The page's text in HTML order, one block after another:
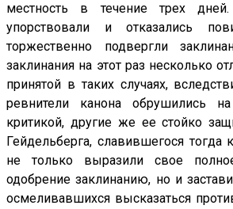
местность в течение трех
упорствовали и отказались
торжественно подвергли
заклинания на этот раз несколько
принятой в таких случаях,
ревнители канона обрушились
критикой, другие же ее стойко
Гейдельберга, славившегося тогда
не только выразили свое
одобрение заклинанию, но и
осмеливавшихся высказаться